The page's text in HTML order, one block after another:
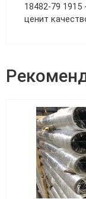
18482-79
ценит